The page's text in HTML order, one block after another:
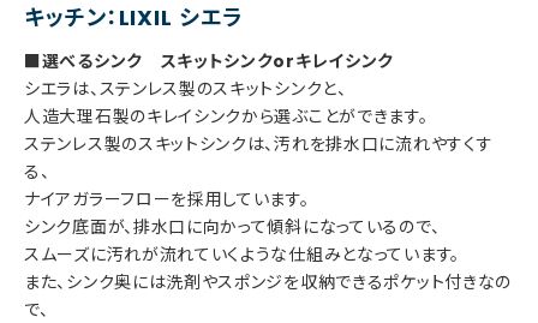
キッチン：LIXIL シエラ
■選べるシンク スキットシンクorキレイシンク
シエラは、ステンレス製のスキットシンクと、
人造大理石製のキレイシンクから選ぶことができます。
ステンレス製のスキットシンクは、汚れを排水口に流れやすくす
る、
ナイアガラーフローを採用しています。
シンク底面が、排水口に向かって傾斜になっているので、
スムーズに汚れが流れていくような仕組みとなっています。
また、シンク奥には洗剤やスポンジを収納できるポケット付きなの
で、